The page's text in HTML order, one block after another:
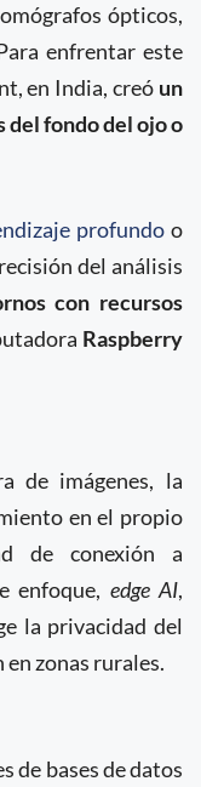
ópticos,
enfrentar este
en India, creó un
del fondo del ojo o
profundoo
del análisis
con recursos
Raspberry
de imágenes, la
en el propio
de conexión a
enfoque, edge AI,
la privacidad del
zonas rurales.
de bases de datos